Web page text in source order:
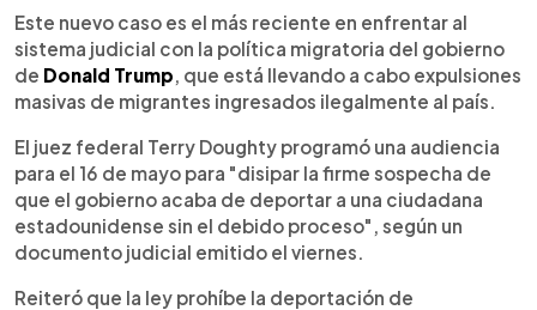
Este nuevo caso es el más reciente en enfrentar al
sistema judicial con la política migratoria del gobierno
de Donald Trump , que está llevando a cabo expulsiones
masivas de migrantes ingresados ilegalmente al país.
El juez federal Terry Doughty programó una audiencia
para el 16 de mayo para "disipar la firme sospecha de
que el gobierno acaba de deportar a una ciudadana
estadounidense sin el debido proceso", según un
documento judicial emitido el viernes.
Reiteró que la ley prohíbe la deportación de